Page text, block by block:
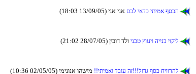
(18:03 13/09/05) ינא ינא םכל יאדכ יתימא ףסכה
(21:02 28/07/05) ןיבוד דלו ינכט ץועיו היינב יוקיל
(10:36 02/05/05) ימינונא והשימ !!יתימאו דבוע הז!!!לודג ףסכ חיוורהל